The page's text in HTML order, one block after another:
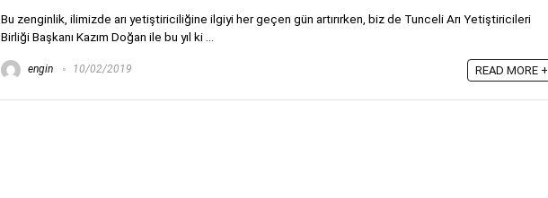
Bu zenginlik, ilimizde arı yetiştiriciliğine ilgiyi her geçen gün artırırken, biz de Tunceli Arı Yetiştiricileri
Birliği Başkanı Kazım Doğan ile bu yıl ki ...
engin 10/02/2019 READ MORE +